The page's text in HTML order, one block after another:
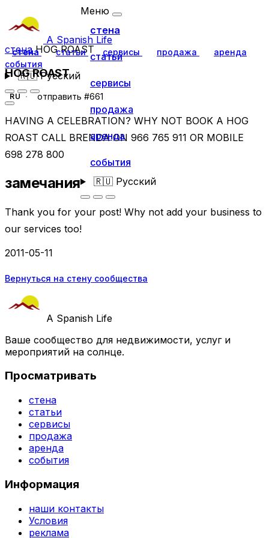
A Spanish Life
стена статьи сервисы продажа
аренда
события
🇷🇺Русский
Меню
стена
статьи
сервисы
продажа
аренда
события
🇷🇺Русский
стенаHOG ROAST
HOG ROAST
RU отправить #661
HAVING A CELEBRATION? WHY NOT BOOK A HOG
ROAST CALL BRENDA ON 966 765 911 OR MOBILE
698 278 800
замечания
Thank you for your post! Why not add your business to
our services too!
2011-05-11
Вернуться на стену сообщества
A Spanish Life
Ваше сообщество для недвижимости, услуг и
мероприятий на солнце.
Просматривать
стена
статьи
сервисы
продажа
аренда
события
Информация
наши контакты
Условия
реклама